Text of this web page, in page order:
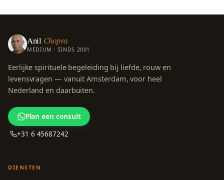
Anil Chopra
MEDIUM · SINDS 2001
Eerlijke spirituele begeleiding bij liefde, rouw en
levensvragen — vanuit Amsterdam, voor heel
Nederland en daarbuiten.
Plan een consult
+31 6 45687242
DIENSTEN